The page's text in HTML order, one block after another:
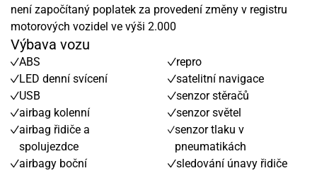
není započítaný poplatek za provedení změny v registru
motorových vozidel ve výši 2.000
Výbava vozu
ABS
LED denní svícení
USB
airbag kolenní
airbag řidiče a
spolujezdce
airbagy boční
repro
satelitní navigace
senzor stěračů
senzor světel
senzor tlaku v
pneumatikách
sledování únavy řidiče